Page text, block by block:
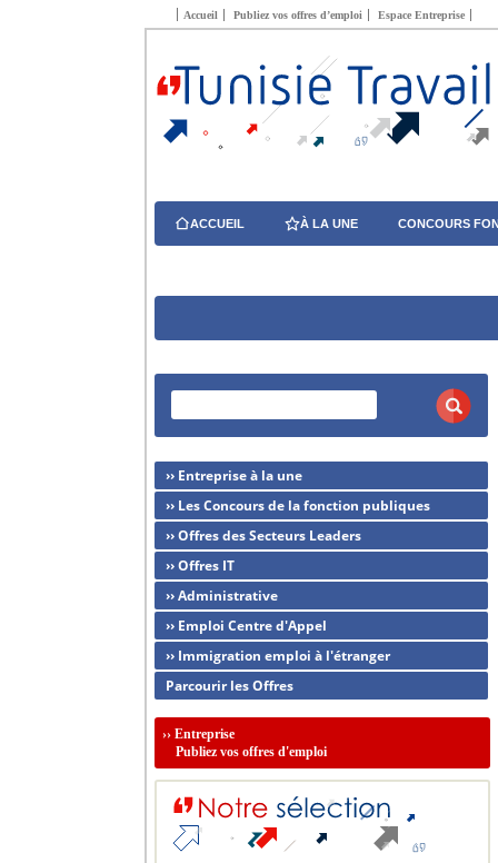
Accueil Publiez vos offres d’emploi Espace Entreprise
ACCUEIL À LA UNE CONCOURS
›› Entreprise à la une
›› Les Concours de la fonction publiques
›› Offres des Secteurs Leaders
›› Offres IT
›› Administrative
›› Emploi Centre d'Appel
›› Immigration emploi à l'étranger
Parcourir les Offres
›› Entreprise
Publiez vos offres d'emploi